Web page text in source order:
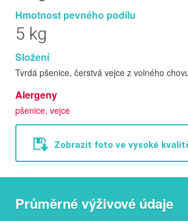
Hmotnost pevného podílu
5 kg
Složení
Tvrdá pšenice, čerstvá vejce z volného
Alergeny
pšenice, vejce
Zobrazit foto ve vysoké
Průměrné výživové údaje